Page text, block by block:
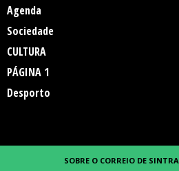
Agenda
Sociedade
CULTURA
PÁGINA 1
Desporto
SOBRE O CORREIO DE SINTRA